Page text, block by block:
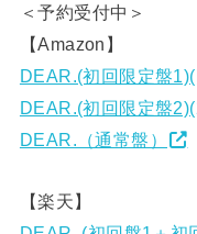
＜予約受付中＞
【Amazon】
DEAR.(初回限定盤
DEAR.(初回限定盤
DEAR.（通常盤）
【楽天】